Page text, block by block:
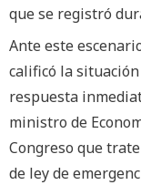
que se registró
Ante este
calificó la
respuesta
ministro de
Congreso que
de ley de